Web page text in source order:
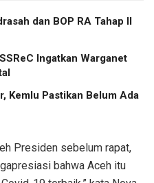
dan BOP RA Tahap II
Ingatkan Warganet
Kemlu Pastikan Belum Ada
Presiden sebelum rapat,
bahwa Aceh itu